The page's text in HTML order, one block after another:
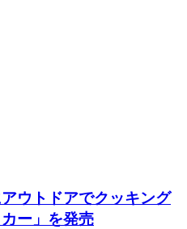
ウトドアでクッキング
カー」を発売